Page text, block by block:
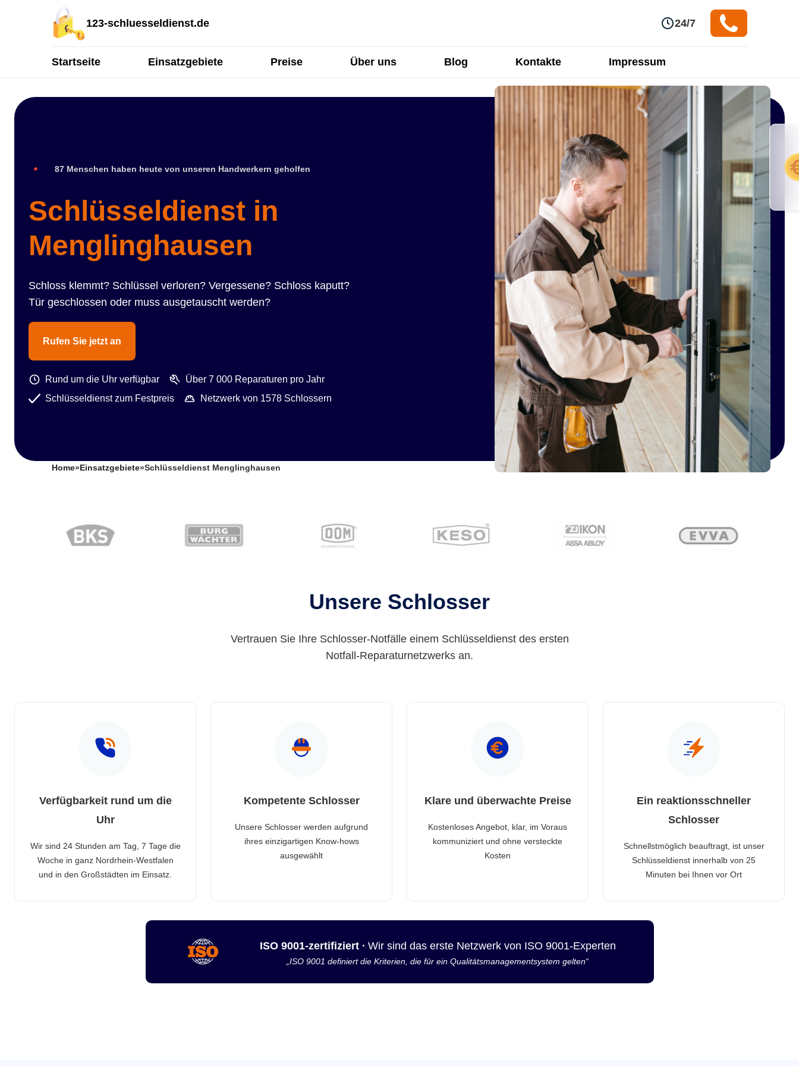
123-schluesseldienst.de 24/7
Startseite Einsatzgebiete Preise Über uns Blog Kontakte Impressum
87 Menschen haben heute von unseren Handwerkern geholfen
Schlüsseldienst in
Menglinghausen
Schloss klemmt? Schlüssel verloren? Vergessene? Schloss kaputt?
Tür geschlossen oder muss ausgetauscht werden?
Rufen Sie jetzt an
Rund um die Uhr verfügbar
Über 7 000 Reparaturen pro Jahr
Schlüsseldienst zum Festpreis
Netzwerk von 1578 Schlossern
Home» Einsatzgebiete»Schlüsseldienst Menglinghausen
Unsere Schlosser
Vertrauen Sie Ihre Schlosser-Notfälle einem Schlüsseldienst des ersten
Notfall-Reparaturnetzwerks an.
Verfügbarkeit rund um die
Uhr
Wir sind 24 Stunden am Tag, 7 Tage die
Woche in ganz Nordrhein-Westfalen
und in den Großstädten im Einsatz.
Kompetente Schlosser
Unsere Schlosser werden aufgrund
ihres einzigartigen Know-hows
ausgewählt
Klare und überwachte Preise
Kostenloses Angebot, klar, im Voraus
kommuniziert und ohne versteckte
Kosten
Ein reaktionsschneller
Schlosser
Schnellstmöglich beauftragt, ist unser
Schlüsseldienst innerhalb von 25
Minuten bei Ihnen vor Ort
ISO 9001-zertifiziert · Wir sind das erste Netzwerk von ISO 9001-Experten
„ISO 9001 definiert die Kriterien, die für ein Qualitätsmanagementsystem gelten“